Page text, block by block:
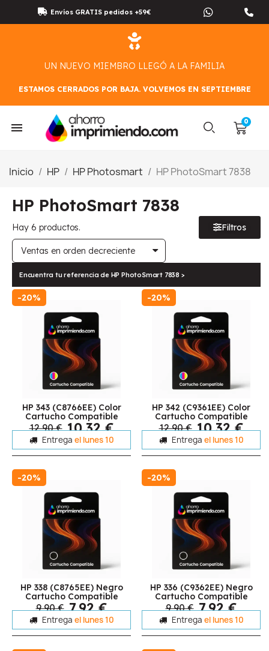
Envíos GRATIS pedidos +59€
UN NUEVO MIEMBRO LLEGÓ A LA FAMILIA
ESTAMOS CERRADOS POR BAJA. VOLVEMOS EN SEPTIEMBRE
Inicio HP HP Photosmart HP PhotoSmart 7838
HP PhotoSmart 7838
Hay 6 productos. Filtros
Encuentra tu referencia de HP PhotoSmart 7838 >
-20%
HP 343 (C8766EE) Color
Cartucho Compatible
12,90 € 10,32 €
Entrega el lunes 10
-20%
HP 342 (C9361EE) Color
Cartucho Compatible
12,90 € 10,32 €
Entrega el lunes 10
-20%
HP 338 (C8765EE) Negro
Cartucho Compatible
9,90 € 7,92 €
Entrega el lunes 10
-20%
HP 336 (C9362EE) Negro
Cartucho Compatible
9,90 € 7,92 €
Entrega el lunes 10